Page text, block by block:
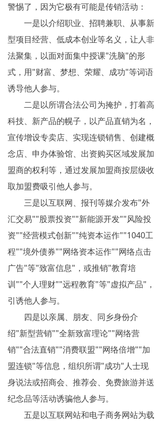
警惕了，因为它极有可能是传销活动：
一是以介绍职业、招聘兼职、从事新
型项目经营、低成本创业等名义，让人非
法聚集，以面对面集中授课"洗脑"的形
式，用"财富、梦想、荣耀、成功"等词语
诱导他人参与。
二是以所谓合法公司为掩护，打着高
科技、新产品的幌子，以产品直销为名，
宣传增设专卖店、实现连锁销售、创建概
念店、申办体验馆、出资购买区域发展加
盟商的权利等，通过发展加盟商按层级收
取加盟费吸引他人参与。
三是以互联网、报刊等媒介发布"外
汇交易""股票投资""新能源开发""风险投
资""经营模式创新""纯资本运作""1040工
程""境外债券""网络资本运作""网络点击
广告"等"致富信息"，或推销"教育培
训""个人理财""远程教育"等"虚拟产品"，
引诱他人参与。
四是以亲属、朋友、同乡身份介
绍"新型营销""全新致富理论""网络营
销""合法直销""消费联盟""网络倍增""加
盟连锁"等信息，组织所谓"成功"人士现
身说法或招商会、推荐会、免费旅游并送
纪念品等活动诱骗他人参与。
五是以互联网站和电子商务网站为载